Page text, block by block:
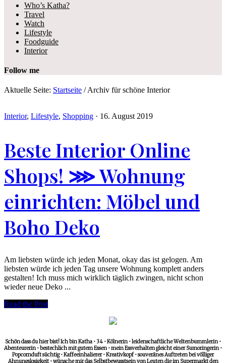
Who’s Katha?
Travel
Watch
Lifestyle
Foodguide
Interior
Follow me
Aktuelle Seite: Startseite /Archiv für schöne Interior
Interior, Lifestyle, Shopping · 16. August 2019
Beste Interior Online
Shops! ⋙ Wohnung
einrichten: Möbel und
Boho Deko
Am liebsten würde ich jeden Monat, okay das ist gelogen. Am
liebsten würde ich jeden Tag unsere Wohnung komplett anders
gestalten! Ich muss mich wirklich täglich zwingen, nicht schon
wieder neue Deko ...
Read the Post
Schön dass du hier bist! Ich bin Katha • 34 • Kölnerin • leidenschaftliche Weltenbummlerin •
Abenteurerin • bestechlich mit gutem Essen • mein Essverhalten gleicht einer Sumoringerin •
Popcornduft süchtig • Kaffeeinhalierer • Kreativkopf • souveränes Auftreten bei völliger
Ahnungslosigkeit • wünsche mir das Selbstbewusstsein von Leuten die im Supermarkt den